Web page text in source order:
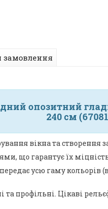
замовлення
опозитний
240 см
вікна та створення
що гарантує їх
усю гаму кольорів
та профільні. Цікаві